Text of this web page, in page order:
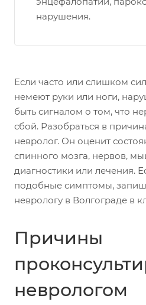
нарушения.
Если часто или слишком
немеют руки или ноги,
быть сигналом о том, что
сбой. Разобраться в
невролог. Он оценит
спинного мозга, нервов,
диагностики или лечения.
подобные симптомы,
неврологу в Волгограде в
Причины
неврологом